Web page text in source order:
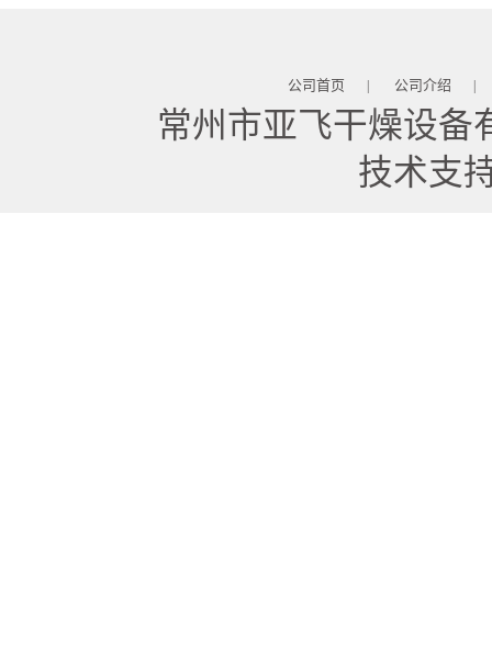
公司首页 | 公司介绍 |
常州市亚飞干燥设备
技术支